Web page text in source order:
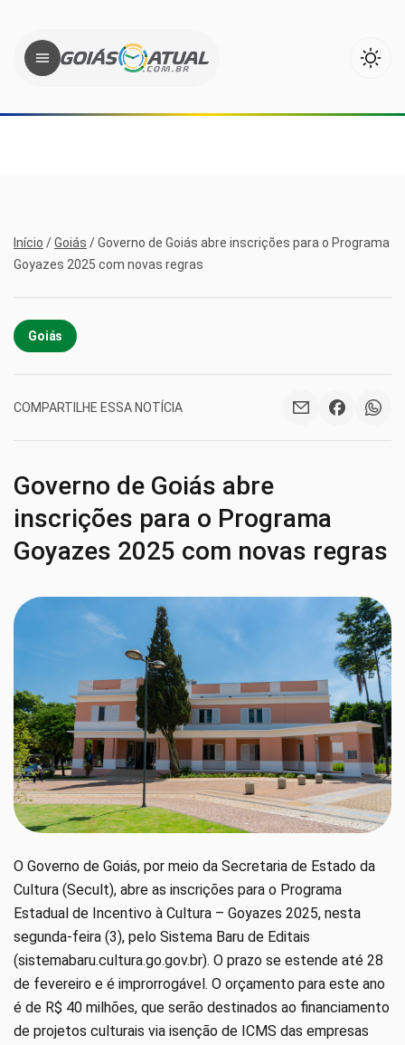
Início /Goiás /Governo de Goiás abre inscrições para o Programa
Goyazes 2025 com novas regras
Goiás
COMPARTILHE ESSA NOTÍCIA
Governo de Goiás abre
inscrições para o Programa
Goyazes 2025 com novas regras
O Governo de Goiás, por meio da Secretaria de Estado da
Cultura (Secult), abre as inscrições para o Programa
Estadual de Incentivo à Cultura – Goyazes 2025, nesta
segunda-feira (3), pelo Sistema Baru de Editais
(sistemabaru.cultura.go.gov.br). O prazo se estende até 28
de fevereiro e é improrrogável. O orçamento para este ano
é de R$ 40 milhões, que serão destinados ao financiamento
de projetos culturais via isenção de ICMS das empresas